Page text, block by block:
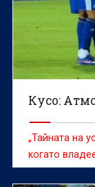
Кусо:
„Тайната на
когато